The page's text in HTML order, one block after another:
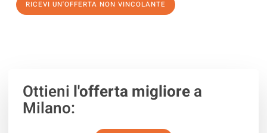
RICEVI UN'OFFERTA NON VINCOLANTE
Ottieni l'offerta migliorea
Milano: